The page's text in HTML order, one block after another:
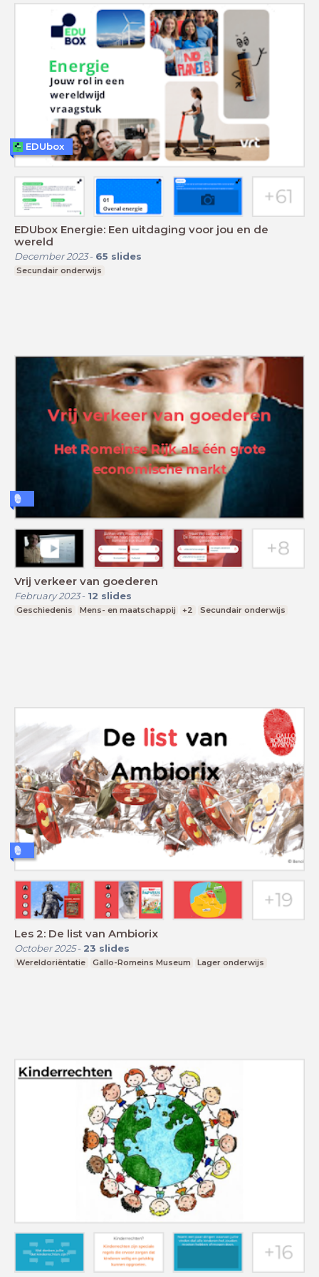
EDUbox Energie: Een uitdaging voor jou en de
wereld
December 2023- 65 slides
Secundair onderwijs
EDUbox
Vrij verkeer van goederen
February 2023- 12 slides
Geschiedenis Mens- en maatschappij +2 Secundair onderwijs
Les 2: De list van Ambiorix
October 2025- 23 slides
Wereldoriëntatie Gallo-Romeins Museum Lager onderwijs